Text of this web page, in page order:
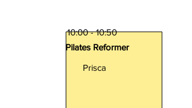
Pilates Reformer
10:00 - 10:50
Prisca